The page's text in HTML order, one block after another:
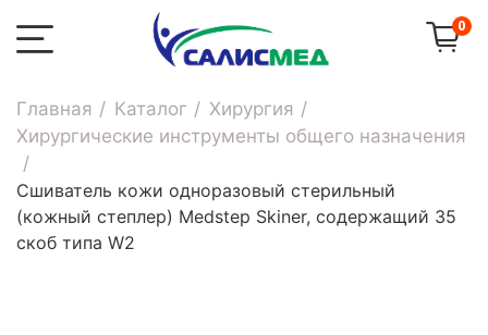
0
Главная Каталог
Хирургия
Хирургические инструменты общего назначения
Сшиватель кожи одноразовый стерильный
(кожный степлер) Medstep Skiner, содержащий 35
скоб типа W2